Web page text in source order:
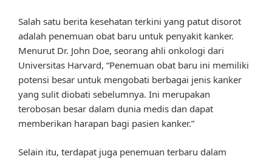
Salah satu berita kesehatan terkini yang patut disorot
adalah penemuan obat baru untuk penyakit kanker.
Menurut Dr. John Doe, seorang ahli onkologi dari
Universitas Harvard, “Penemuan obat baru ini memiliki
potensi besar untuk mengobati berbagai jenis kanker
yang sulit diobati sebelumnya. Ini merupakan
terobosan besar dalam dunia medis dan dapat
memberikan harapan bagi pasien kanker.”
Selain itu, terdapat juga penemuan terbaru dalam